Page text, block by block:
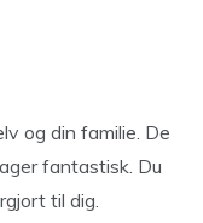
og din familie. De
fantastisk. Du
til dig.